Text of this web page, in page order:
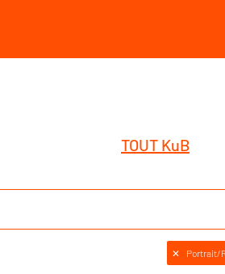
TOUT KuB
✕ Portrait/